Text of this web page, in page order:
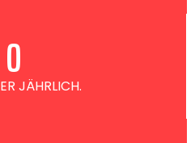
JÄHRLICH.
0